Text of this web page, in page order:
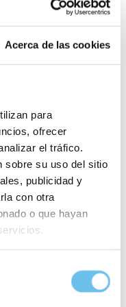
Acerca de las cookies
para
ofrecer
el tráfico.
sobre su uso del sitio
publicidad y
con otra
o que hayan
Mails vor und nach dem
zu bewerben.
was bis zu 75 %
Alecrim Eco
um 75% verkürzt und
System konnte von
werden.
und